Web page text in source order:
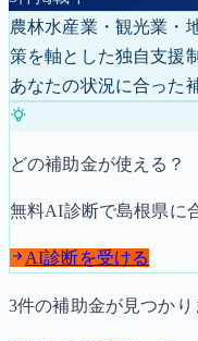
農林水産業・観光業・
策を軸とした独自支援
あなたの状況に合った
どの補助金が使える？
無料AI診断で島根県に
AI診断を受ける
3件の補助金が見つかり